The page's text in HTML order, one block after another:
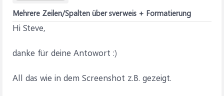
Mehrere Zeilen/Spalten über sverweis + Formatierung
Hi Steve,
danke für deine Antowort :)
All das wie in dem Screenshot z.B. gezeigt.